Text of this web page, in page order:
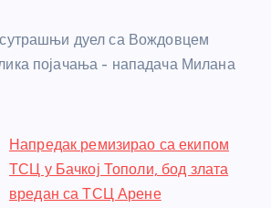
дуел са Вождовцем
појачања - нападача Милана
Напредак ремизирао са екипом
ТСЦ у Бачкој Тополи, бод злата
вредан са ТСЦ Арене